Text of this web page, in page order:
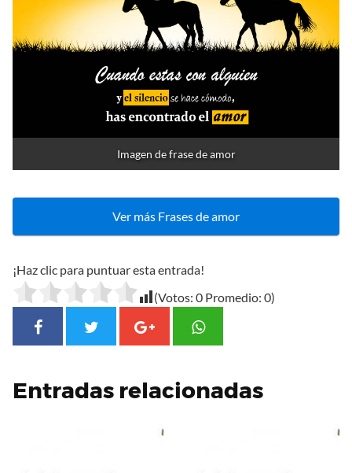
Imagen de frase de amor
Ver más Frases de amor
¡Haz clic para puntuar esta entrada!
(Votos: 0 Promedio: 0)
Entradas relacionadas